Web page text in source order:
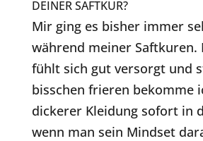
DEINER SAFTKUR?
Mir ging es bisher immer
während meiner Saftkuren.
fühlt sich gut versorgt und
bisschen frieren bekomme
dickerer Kleidung sofort in
wenn man sein Mindset